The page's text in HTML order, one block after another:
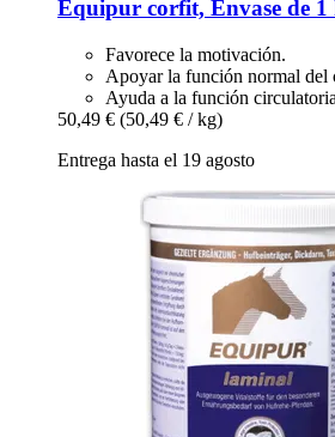
Equipur corfit, Envase de 1
Favorece la motivación.
Apoyar la función normal del
Ayuda a la función
50,49 € (50,49 € / kg)
Entrega hasta el 19 agosto